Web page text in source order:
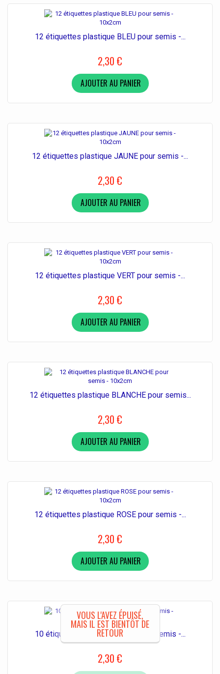
12 étiquettes plastique BLEU pour semis -...
2,30 €
AJOUTER AU PANIER
12 étiquettes plastique JAUNE pour semis -...
2,30 €
AJOUTER AU PANIER
12 étiquettes plastique VERT pour semis -...
2,30 €
AJOUTER AU PANIER
12 étiquettes plastique BLANCHE pour semis...
2,30 €
AJOUTER AU PANIER
12 étiquettes plastique ROSE pour semis -...
2,30 €
AJOUTER AU PANIER
VOUS L'AVEZ ÉPUISÉ,
MAIS IL EST BIENTÔT DE
RETOUR
10 étiquettes plastique BLEU pour semis -...
2,30 €